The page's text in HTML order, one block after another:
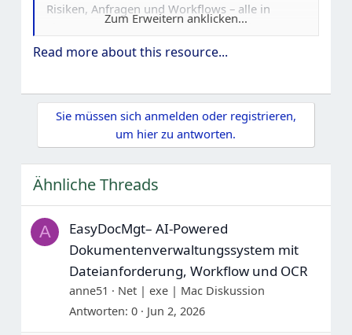
Risiken, Anfragen und Workflows – alle in
einem zentralen Plattform – zu verwalten.
Entworfen für Organisationen, die das
organisieren.
Warum Pro QMS auswählen?
Sauberes und praktisches UI (kein unnötiges
Komplexitäts)
Vollständig anpassbare Workflows
Zum Erweitern anklicken...
Read more about this resource...
Sie müssen sich anmelden oder registrieren,
um hier zu antworten.
Ähnliche Threads
A
EasyDocMgt– AI-Powered
Dokumentenverwaltungssystem mit
Dateianforderung, Workflow und OCR
anne51
Net | exe | Mac Diskussion
Antworten 0 Jun 2, 2026